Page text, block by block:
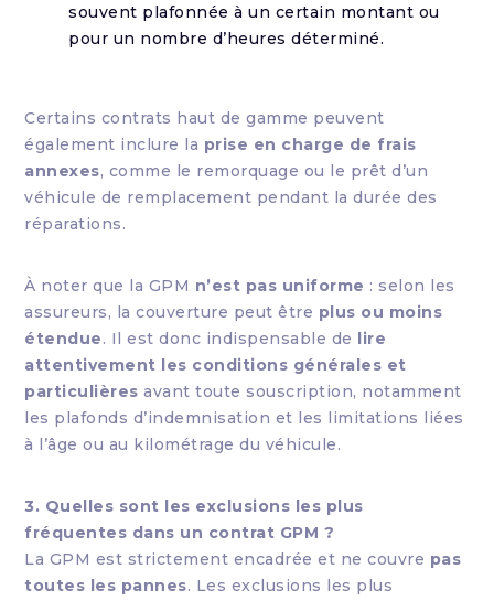
souvent plafonnée à un certain montant ou
pour un nombre d’heures déterminé.
Certains contrats haut de gamme peuvent
également inclure la prise en charge de frais
annexes, comme le remorquage ou le prêt d’un
véhicule de remplacement pendant la durée des
réparations.
À noter que la GPM n’est pas uniforme : selon les
assureurs, la couverture peut être plus ou moins
étendue. Il est donc indispensable de lire
attentivement les conditions générales et
particulières avant toute souscription, notamment
les plafonds d’indemnisation et les limitations liées
à l’âge ou au kilométrage du véhicule.
3. Quelles sont les exclusions les plus
fréquentes dans un contrat GPM ?
La GPM est strictement encadrée et ne couvre pas
toutes les pannes. Les exclusions les plus